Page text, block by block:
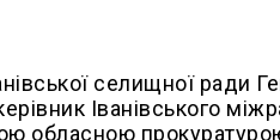
селищної ради
Іванівського
обласною